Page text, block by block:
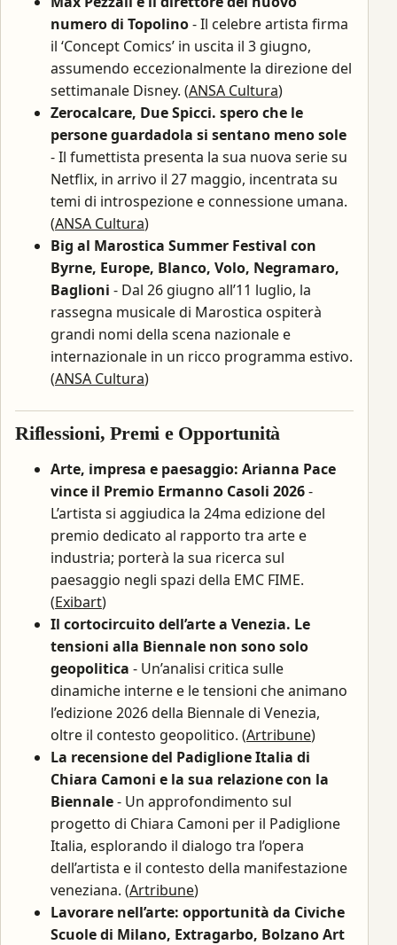
numero di Topolino- Il celebre artista firma
il ‘Concept Comics’ in uscita il 3 giugno,
assumendo eccezionalmente la direzione del
settimanale Disney. (ANSA Cultura)
Zerocalcare, Due Spicci. spero che le
persone guardadola si sentano meno sole
- Il fumettista presenta la sua nuova serie su
Netflix, in arrivo il 27 maggio, incentrata su
temi di introspezione e connessione umana.
(ANSA Cultura)
Big al Marostica Summer Festival con
Byrne, Europe, Blanco, Volo, Negramaro,
Baglioni - Dal 26 giugno all’11 luglio, la
rassegna musicale di Marostica ospiterà
grandi nomi della scena nazionale e
internazionale in un ricco programma estivo.
(ANSA Cultura)
Riflessioni, Premi e Opportunità
Arte, impresa e paesaggio: Arianna Pace
vince il Premio Ermanno Casoli 2026-
L’artista si aggiudica la 24ma edizione del
premio dedicato al rapporto tra arte e
industria; porterà la sua ricerca sul
paesaggio negli spazi della EMC FIME.
(Exibart)
Il cortocircuito dell’arte a Venezia. Le
tensioni alla Biennale non sono solo
geopolitica - Un’analisi critica sulle
dinamiche interne e le tensioni che animano
l’edizione 2026 della Biennale di Venezia,
oltre il contesto geopolitico. (Artribune)
La recensione del Padiglione Italia di
Chiara Camoni e la sua relazione con la
Biennale- Un approfondimento sul
progetto di Chiara Camoni per il Padiglione
Italia, esplorando il dialogo tra l’opera
dell’artista e il contesto della manifestazione
veneziana. (Artribune)
Lavorare nell’arte: opportunità da Civiche
Scuole di Milano, Extragarbo, Bolzano Art